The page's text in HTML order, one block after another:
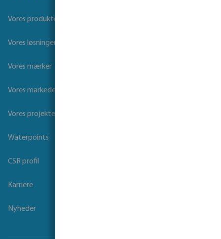
Vores produkter
Vores løsninger
Vores mærker
Vores markeder
Vores projekter
Waterpoints
CSR profil
Karriere
Nyheder